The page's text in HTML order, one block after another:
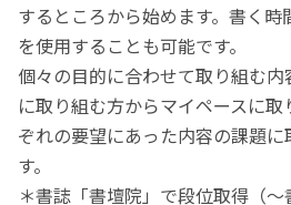
するところから始めます。書く
を使用することも可能です。
個々の目的に合わせて取り組む
に取り組む方からマイペースに
ぞれの要望にあった内容の課題
す。
＊書誌「書壇院」で段位取得（～